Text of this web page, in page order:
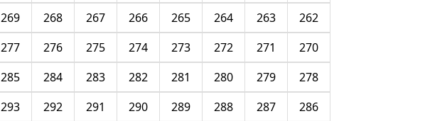
262
263
264
265
266
267
268
269
270
271
272
273
274
275
276
277
278
279
280
281
282
283
284
285
286
287
288
289
290
291
292
293